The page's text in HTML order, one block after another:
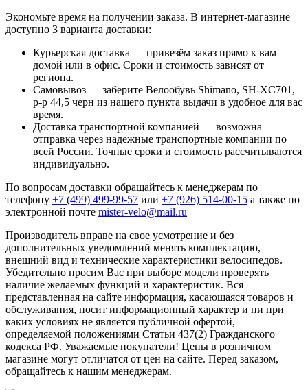
Экономьте время на получении заказа. В интернет-магазине
доступно 3 варианта доставки:
Курьерская доставка — привезём заказ прямо к вам
домой или в офис. Сроки и стоимость зависят от
региона.
Самовывоз — заберите Велообувь Shimano, SH-XC701,
р-р 44,5 черн из нашего пункта выдачи в удобное для вас
время.
Доставка транспортной компанией — возможна
отправка через надежные транспортные компании по
всей России. Точные сроки и стоимость рассчитываются
индивидуально.
По вопросам доставки обращайтесь к менеджерам по
телефону +7 (499) 499-99-57 или +7 (926) 514-00-15 а также по
электронной почте mister-velo@mail.ru
Производитель вправе на свое усмотрение и без
дополнительных уведомлений менять комплектацию,
внешний вид и технические характеристики велосипедов.
Убедительно просим Вас при выборе модели проверять
наличие желаемых функций и характеристик. Вся
представленная на сайте информация, касающаяся товаров и
обслуживания, носит информационный характер и ни при
каких условиях не является публичной офертой,
определяемой положениями Статьи 437(2) Гражданского
кодекса РФ. Уважаемые покупатели! Цены в розничном
магазине могут отличатся от цен на сайте. Перед заказом,
обращайтесь к нашим менеджерам.